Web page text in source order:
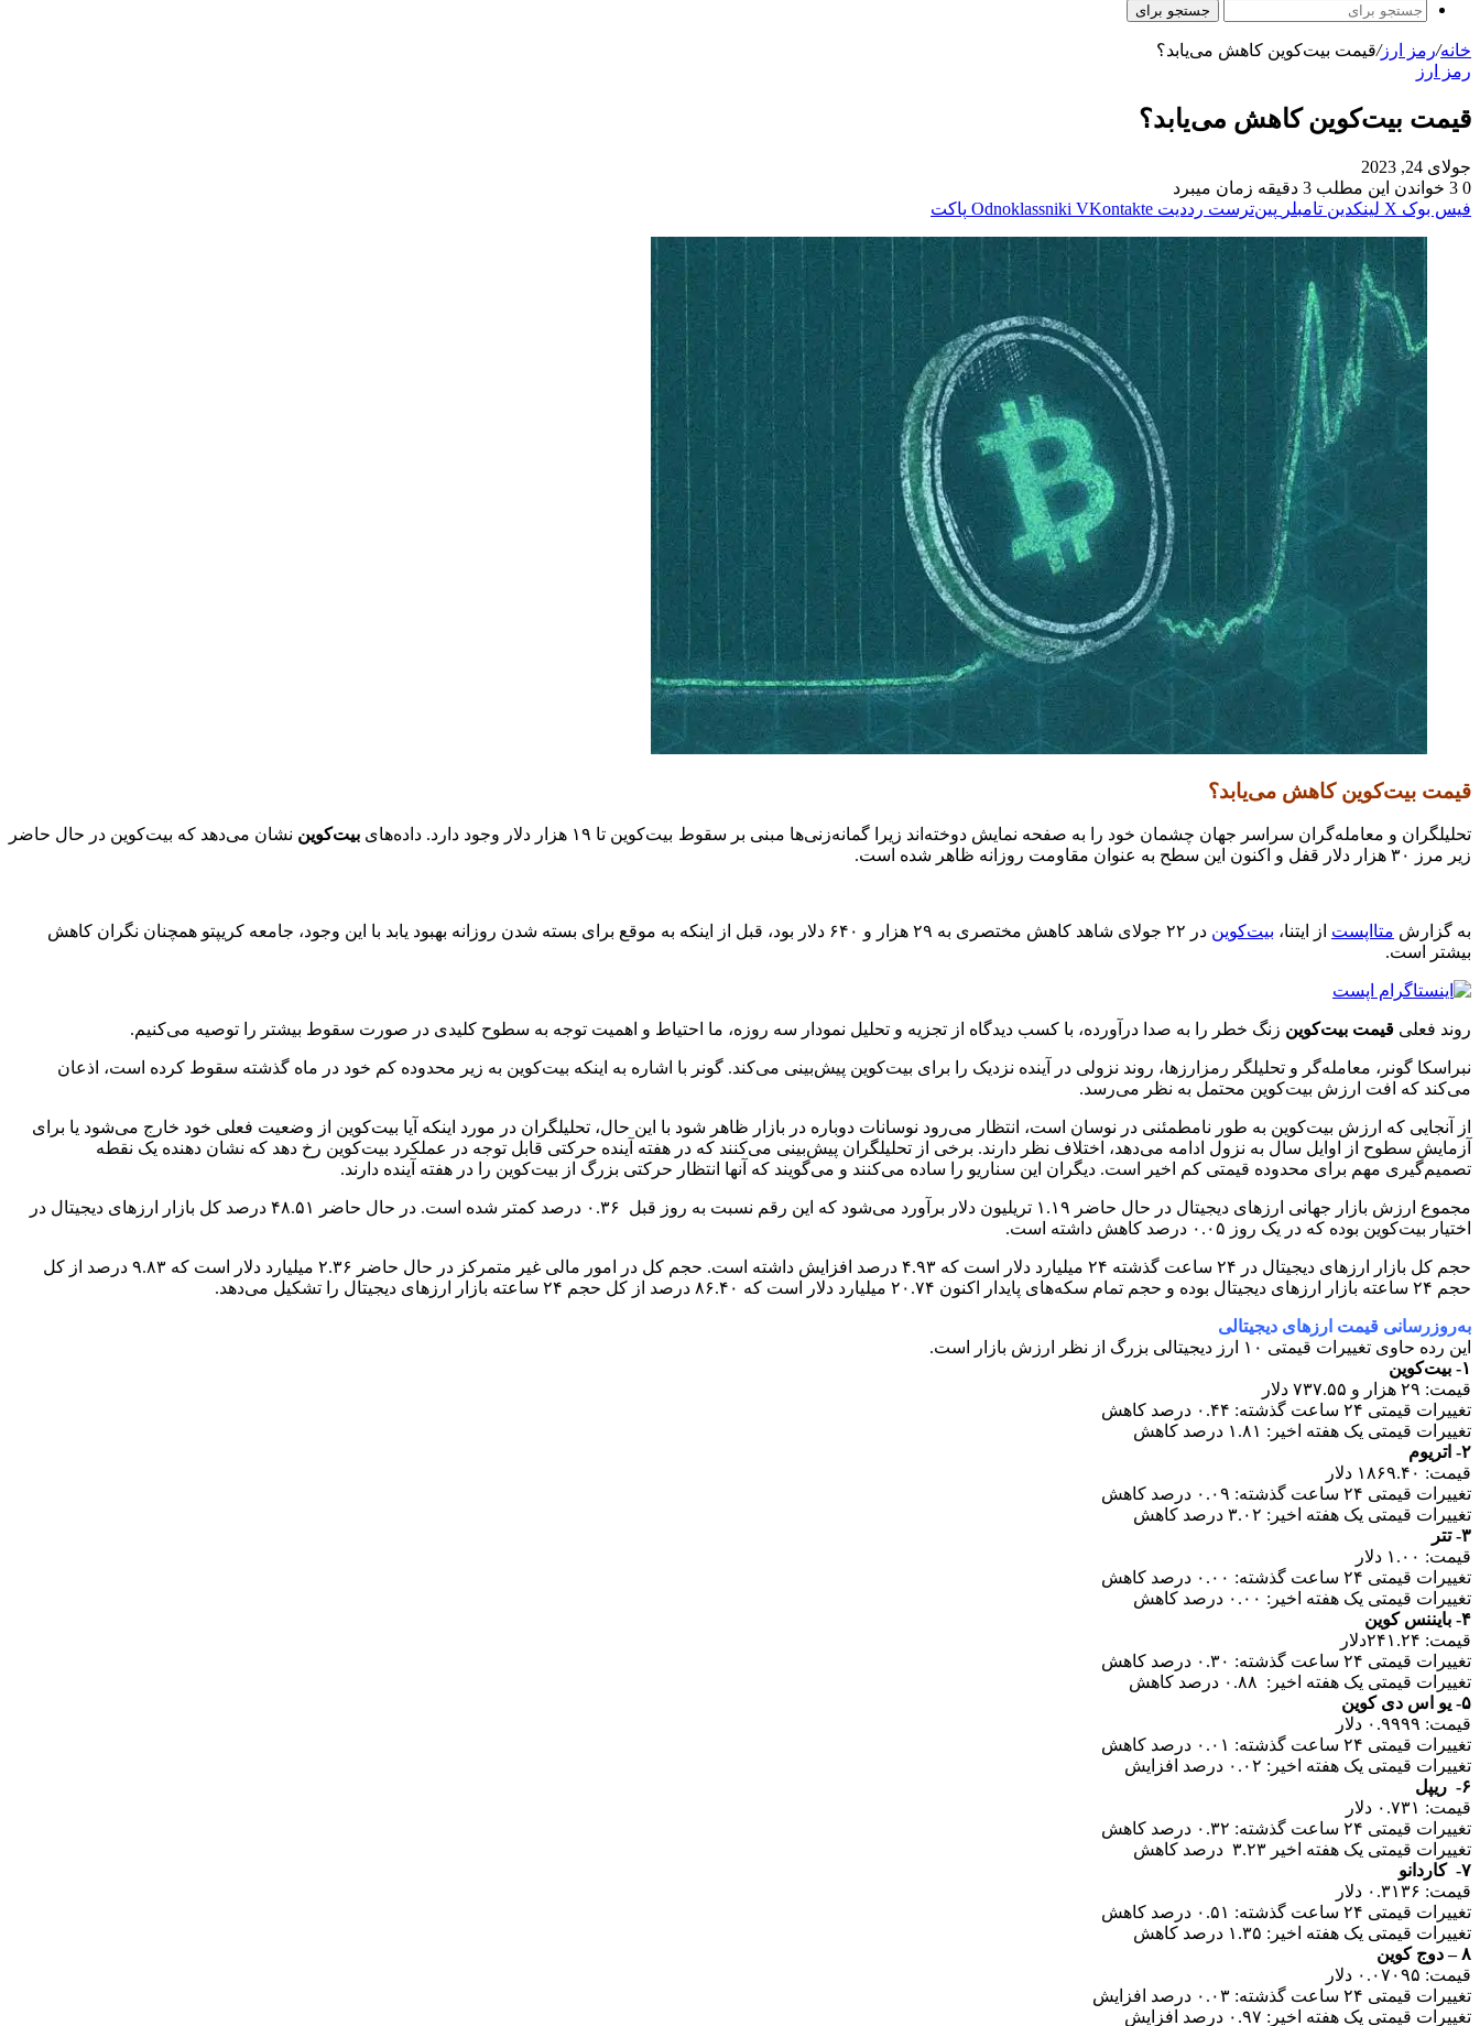
جستجو برای
خانه/رمز ارز/قیمت بیت‌کوین کاهش می‌یابد؟
رمز ارز
قیمت بیت‌کوین کاهش می‌یابد؟
جولای 24, 2023
0
خواندن این مطلب 3 دقیقه زمان میبرد
فیس بوک X لینکدین ‫تامبلر ‫پین‌ترست ‫رددیت ‫VKontakte
‫Odnoklassniki پاکت
قیمت بیت‌کوین کاهش می‌یابد؟
تحلیلگران و معامله‌گران سراسر جهان چشمان خود را به صفحه نمایش دوخته‌اند زیرا گمانه‌زنی‌ها مبنی بر سقوط بیت‌کوین تا ۱۹ هزار دلار وجود دارد. داده‌های بیت‌کوین نشان می‌دهد که بیت‌کوین در حال حاضر
زیر مرز ۳۰ هزار دلار قفل و اکنون این سطح به‌ عنوان مقاومت روزانه ظاهر شده است.
به گزارش متااپست از ایتنا، بیت‌کوین
در ۲۲ جولای شاهد کاهش مختصری به ۲۹ هزار و ۶۴۰ دلار بود، قبل از اینکه به موقع برای بسته شدن روزانه بهبود یابد با این وجود، جامعه کریپتو همچنان نگران کاهش
بیشتر است.
روند فعلی قیمت بیت‌کوین زنگ خطر را به صدا درآورده، با کسب دیدگاه از تجزیه و تحلیل نمودار سه روزه، ما احتیاط و اهمیت توجه به سطوح کلیدی در صورت سقوط بیشتر را توصیه می‌کنیم.
نبراسکا گونر، معامله‌گر و تحلیلگر رمزارزها، روند نزولی در آینده نزدیک را برای بیت‌کوین پیش‌بینی می‌کند. گونر با اشاره به اینکه بیت‌کوین به زیر محدوده کم خود در ماه گذشته سقوط کرده است، اذعان
می‌کند که افت ارزش بیت‌کوین محتمل به نظر می‌رسد.
از آنجایی که ارزش بیت‌کوین به‌ طور نامطمئنی در نوسان است، انتظار می‌رود نوسانات دوباره در بازار ظاهر شود با این حال، تحلیلگران در مورد اینکه آیا بیت‌کوین از وضعیت فعلی خود خارج می‌شود یا برای
آزمایش سطوح از اوایل سال به نزول ادامه می‌دهد، اختلاف نظر دارند. برخی از تحلیلگران پیش‌بینی می‌کنند که در هفته آینده حرکتی قابل توجه در عملکرد بیت‌کوین رخ دهد که نشان دهنده یک نقطه
تصمیم‌گیری مهم برای محدوده قیمتی کم اخیر است. دیگران این سناریو را ساده می‌کنند و می‌گویند که آنها انتظار حرکتی بزرگ از بیت‌کوین را در هفته آینده دارند.
مجموع ارزش بازار جهانی ارزهای دیجیتال در حال حاضر ۱.۱۹ تریلیون دلار برآورد می‌شود که این رقم نسبت به روز قبل ۰.۳۶ درصد کمتر شده است. در حال حاضر ۴۸.۵۱ درصد کل بازار ارزهای دیجیتال در
اختیار بیت‌کوین بوده که در یک روز ۰.۰۵ درصد کاهش داشته است.
حجم کل بازار ارزهای دیجیتال در ۲۴ ساعت گذشته ۲۴ میلیارد دلار است که ۴.۹۳ درصد افزایش داشته است. حجم کل در امور مالی غیر متمرکز در حال حاضر ۲.۳۶ میلیارد دلار است که ۹.۸۳ درصد از کل
حجم ۲۴ ساعته بازار ارزهای دیجیتال بوده و حجم تمام سکه‌های پایدار اکنون ۲۰.۷۴ میلیارد دلار است که ۸۶.۴۰ درصد از کل حجم ۲۴ ساعته بازار ارزهای دیجیتال را تشکیل می‌دهد.
به‌روزرسانی قیمت ارزهای دیجیتالی
این رده حاوی تغییرات قیمتی ۱۰ ارز دیجیتالی بزرگ از نظر ارزش بازار است.
۱- بیت‌کوین
قیمت: ۲۹ هزار و ۷۳۷.۵۵ دلار
تغییرات قیمتی ۲۴ ساعت گذشته: ۰.۴۴ درصد کاهش
تغییرات قیمتی یک هفته اخیر: ۱.۸۱ درصد کاهش
۲- اتریوم
قیمت: ۱۸۶۹.۴۰ دلار
تغییرات قیمتی ۲۴ ساعت گذشته: ۰.۰۹ درصد کاهش
تغییرات قیمتی یک هفته اخیر: ۳.۰۲ درصد کاهش
۳- تتر
قیمت: ۱.۰۰ دلار
تغییرات قیمتی ۲۴ ساعت گذشته: ۰.۰۰ درصد کاهش
تغییرات قیمتی یک هفته اخیر: ۰.۰۰ درصد کاهش
۴- بایننس کوین
قیمت: ۲۴۱.۲۴دلار
تغییرات قیمتی ۲۴ ساعت گذشته: ۰.۳۰ درصد کاهش
تغییرات قیمتی یک هفته اخیر: ۰.۸۸ درصد کاهش
۵- یو اس دی کوین
قیمت: ۰.۹۹۹۹ دلار
تغییرات قیمتی ۲۴ ساعت گذشته: ۰.۰۱ درصد کاهش
تغییرات قیمتی یک هفته اخیر: ۰.۰۲ درصد افزایش
۶- ریپل
قیمت: ۰.۷۳۱ دلار
تغییرات قیمتی ۲۴ ساعت گذشته: ۰.۳۲ درصد کاهش
تغییرات قیمتی یک هفته اخیر ۳.۲۳ درصد کاهش
۷- کاردانو
قیمت: ۰.۳۱۳۶ دلار
تغییرات قیمتی ۲۴ ساعت گذشته: ۰.۵۱ درصد کاهش
تغییرات قیمتی یک هفته اخیر: ۱.۳۵ درصد کاهش
۸ – دوج کوین
قیمت: ۰.۰۷۰۹۵ دلار
تغییرات قیمتی ۲۴ ساعت گذشته: ۰.۰۳ درصد افزایش
تغییرات قیمتی یک هفته اخیر: ۰.۹۷ درصد افزایش